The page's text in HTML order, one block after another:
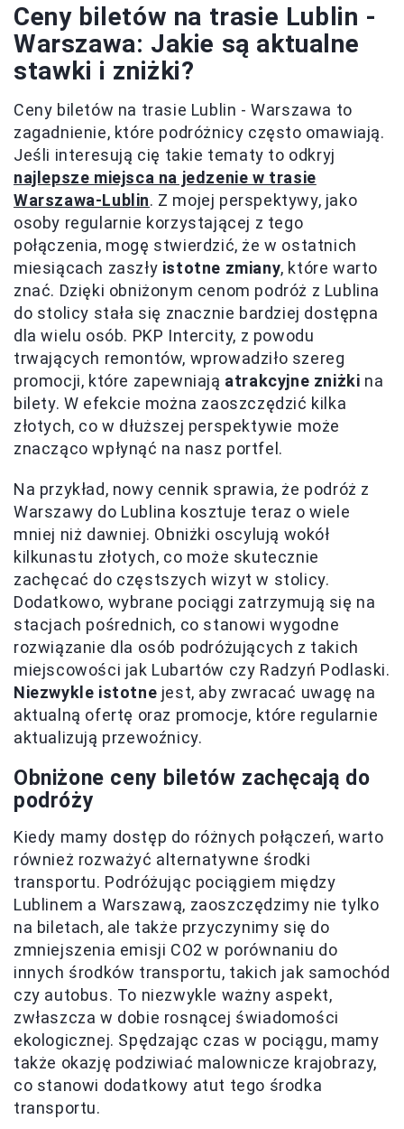
Ceny biletów na trasie Lublin -
Warszawa: Jakie są aktualne
stawki i zniżki?
Ceny biletów na trasie Lublin - Warszawa to
zagadnienie, które podróżnicy często omawiają.
Jeśli interesują cię takie tematy to odkryj
najlepsze miejsca na jedzenie w trasie
Warszawa-Lublin. Z mojej perspektywy, jako
osoby regularnie korzystającej z tego
połączenia, mogę stwierdzić, że w ostatnich
miesiącach zaszły istotne zmiany, które warto
znać. Dzięki obniżonym cenom podróż z Lublina
do stolicy stała się znacznie bardziej dostępna
dla wielu osób. PKP Intercity, z powodu
trwających remontów, wprowadziło szereg
promocji, które zapewniają atrakcyjne zniżki na
bilety. W efekcie można zaoszczędzić kilka
złotych, co w dłuższej perspektywie może
znacząco wpłynąć na nasz portfel.
Na przykład, nowy cennik sprawia, że podróż z
Warszawy do Lublina kosztuje teraz o wiele
mniej niż dawniej. Obniżki oscylują wokół
kilkunastu złotych, co może skutecznie
zachęcać do częstszych wizyt w stolicy.
Dodatkowo, wybrane pociągi zatrzymują się na
stacjach pośrednich, co stanowi wygodne
rozwiązanie dla osób podróżujących z takich
miejscowości jak Lubartów czy Radzyń Podlaski.
Niezwykle istotne jest, aby zwracać uwagę na
aktualną ofertę oraz promocje, które regularnie
aktualizują przewoźnicy.
Obniżone ceny biletów zachęcają do
podróży
Kiedy mamy dostęp do różnych połączeń, warto
również rozważyć alternatywne środki
transportu. Podróżując pociągiem między
Lublinem a Warszawą, zaoszczędzimy nie tylko
na biletach, ale także przyczynimy się do
zmniejszenia emisji CO2 w porównaniu do
innych środków transportu, takich jak samochód
czy autobus. To niezwykle ważny aspekt,
zwłaszcza w dobie rosnącej świadomości
ekologicznej. Spędzając czas w pociągu, mamy
także okazję podziwiać malownicze krajobrazy,
co stanowi dodatkowy atut tego środka
transportu.